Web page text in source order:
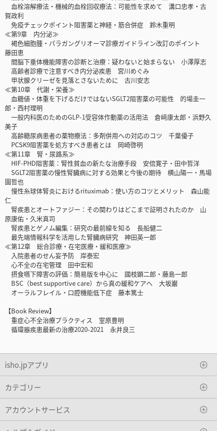
血栓溶解療法・機械的血栓回収療法：可能性を求めて 溝口忠孝・古
賀政利
免疫チェックポイント阻害薬と神経・筋合併症 鈴木重明
≪第9章 内分泌≫
褐色細胞腫・パラガングリオーマ診療ガイドライン改訂のポイント
藤田恵
間脳下垂体機能障害の診断と治療：疑わないと始まらない 小澤厚志
高齢者診療で注意すべき内分泌疾患 宮川めぐみ
甲状腺クリーゼを見落とさないために 古川安志
≪第10章 代謝・栄養≫
血糖値・体重を下げるだけではないSGLT2阻害薬の可能性 的場圭一
郎・西村理明
一般内科医のためのGLP-1受容体作動薬の活用法 倉﨑康太郎・浜野久
美子
高齢糖尿病患者の薬物療法：多剤併用への対応のコツ 千葉優子
PCSK9阻害薬を処方すべき患者とは 岡崎啓明
≪第11章 腎・尿路系≫
HIF-PHD阻害薬：腎性貧血の新たな治療手段 安倍寛子・田中哲洋
SGLT2阻害薬の慢性腎臓病に対する効果と今後の期待 横山陽一・馬場
園哲也
慢性糸球体腎炎におけるrituximab：使い方のコツとメリット 森山能
仁
腎疾患とオートファジー：その関わりはどこまで証明されたのか 山
原康佑・久米真司
腎疾患とゲノム編集：研究の最前線を知る 長船健二
最先端情報科学を活用した腎臓病研究 神田英一郎
≪第12章 総合診療・在宅医療・緩和医療≫
入院患者のせん妄予防 岸泰宏
心不全の在宅管理 田中宏和
摂食嚥下障害の評価：簡易版を中心に 國枝顕二郎・藤島一郎
BSC（best supportive care）から真の緩和ケアへ 大坂巌
オーラルフレイル・口腔機能低下症 藤本篤士
【Book Review】
重症心不全治療プラクティス 室原豊明
循環器疾患最新の治療2020-2021 永井良三
isho.jpアプリ
カテゴリー
アカウントサービス